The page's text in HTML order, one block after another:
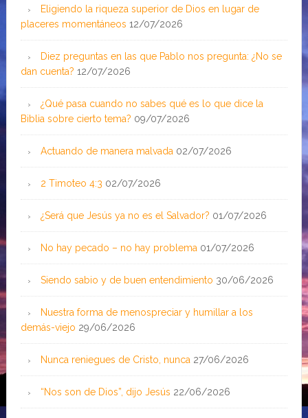
Eligiendo la riqueza superior de Dios en lugar de
placeres momentáneos 12/07/2026
Diez preguntas en las que Pablo nos pregunta: ¿No se
dan cuenta? 12/07/2026
¿Qué pasa cuando no sabes qué es lo que dice la
Biblia sobre cierto tema? 09/07/2026
Actuando de manera malvada 02/07/2026
2 Timoteo 4:3 02/07/2026
¿Será que Jesús ya no es el Salvador? 01/07/2026
No hay pecado – no hay problema 01/07/2026
Siendo sabio y de buen entendimiento 30/06/2026
Nuestra forma de menospreciar y humillar a los
demás-viejo 29/06/2026
Nunca reniegues de Cristo, nunca 27/06/2026
“Nos son de Dios”, dijo Jesús 22/06/2026